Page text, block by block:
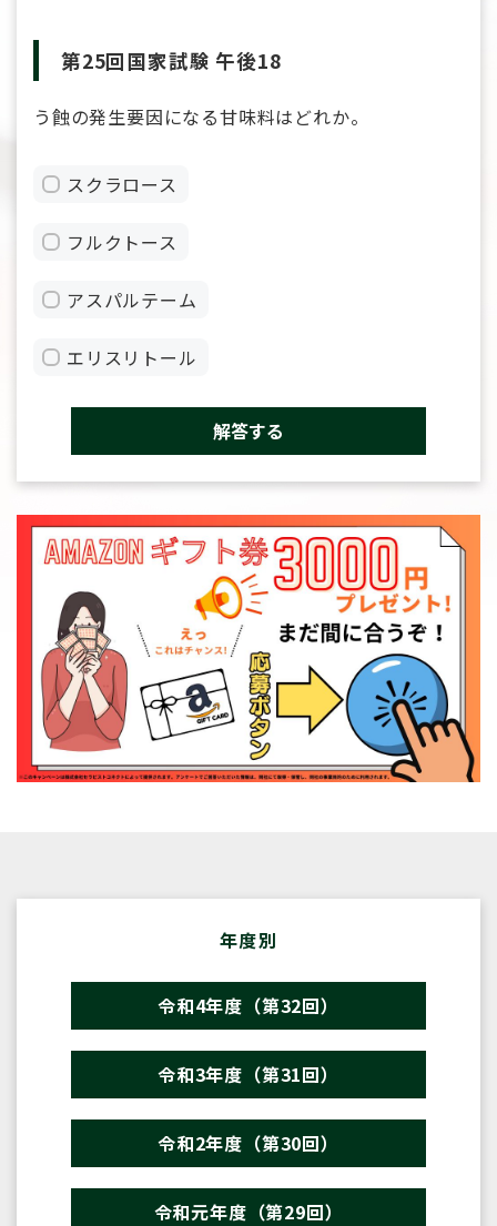
第25回国家試験 午後18
う蝕の発生要因になる甘味料はどれか。
スクラロース
フルクトース
アスパルテーム
エリスリトール
解答する
年度別
令和4年度（第32回）
令和3年度（第31回）
令和2年度（第30回）
令和元年度（第29回）